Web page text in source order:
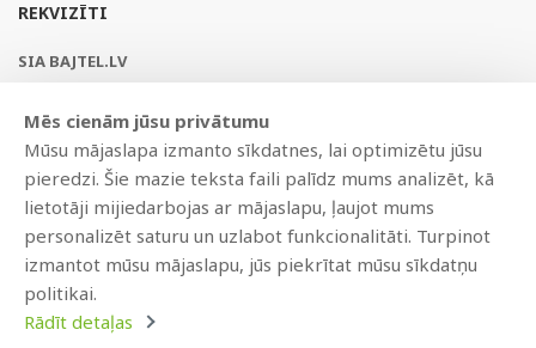
REKVIZĪTI
SIA BAJTEL.LV
Brīvības gatve 214b, Rīga, LV-1039, Latvija
AS Swedbank, HABALV22
LV53HABA0551019240274
Mēs cienām jūsu privātumu
Mūsu mājaslapa izmanto sīkdatnes, lai optimizētu jūsu
pieredzi. Šie mazie teksta faili palīdz mums analizēt, kā
lietotāji mijiedarbojas ar mājaslapu, ļaujot mums
personalizēt saturu un uzlabot funkcionalitāti. Turpinot
izmantot mūsu mājaslapu, jūs piekrītat mūsu sīkdatņu
politikai.
Rādīt detaļas